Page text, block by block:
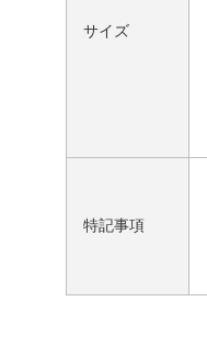
サイズ
特記事項